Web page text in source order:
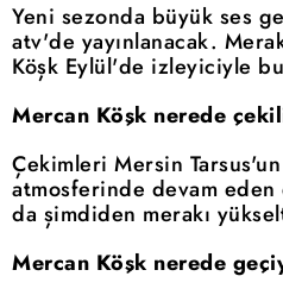
Yeni sezonda büyük ses
atv'de yayınlanacak.
Köşk Eylül'de izleyiciyle
Mercan Köşk nerede
Çekimleri Mersin
atmosferinde devam
da şimdiden merakı
Mercan Köşk nerede